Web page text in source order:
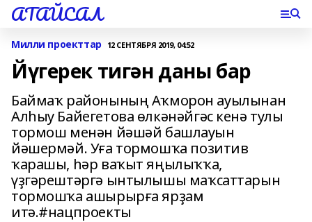
АТАЙСАЛ
Милли проекттар 12 СЕНТЯБРЯ 2019, 04:52
Йүгерек тигән даны бар
Баймаҡ районының Аҡморон ауылынан
Алһыу Байегетова өлкәнәйгәс кенә тулы
тормош менән йәшәй башлауын
йәшермәй. Уға тормошҡа позитив
ҡарашы, һәр ваҡыт яңылыҡҡа,
үҙгәрештәргә ынтылышы маҡсаттарын
тормошҡа ашырырға ярҙам
итә.#нацпроекты